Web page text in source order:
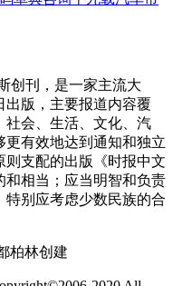
创刊，是一家主流大
版，主要报道内容覆
社会、生活、文化、汽
有效地达到通知和独立
则支配的出版《时报中文
和相当；应当明智和负责
别应考虑少数民族的合
柏林创建